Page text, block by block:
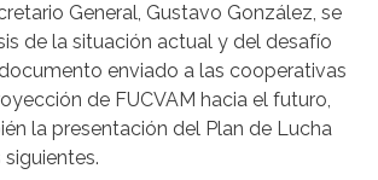
General, Gustavo González, se
de la situación actual y del desafío
enviado a las cooperativas
de FUCVAM hacia el futuro,
la presentación del Plan de Lucha